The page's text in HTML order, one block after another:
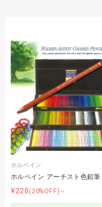
ホルベイン
ホルベイン アーチスト色鉛筆
¥220(20%OFF)～